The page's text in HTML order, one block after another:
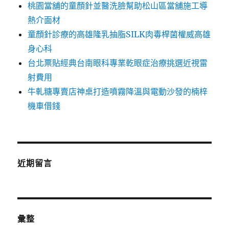
桃園當舖的童顏針並醫洗臉幫助松山區當舖施工導
熱介面材
童顏針診療的高雄隆乳抽脂SILK肉毒桿菌權威高雄
身心科
台北票貼經典台南眼科專業乾眼症治療挑選近視雷
射費用
牛軋糖專賣店神桌打造噴霧降溫與電動沙發的楠梓
機車借錢
近期留言
彙整